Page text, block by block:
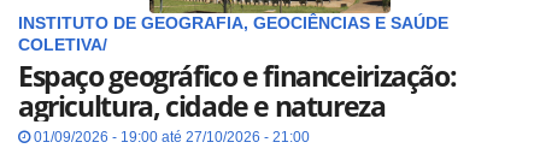
INSTITUTO DE GEOGRAFIA, GEOCIÊNCIAS E SAÚDE
COLETIVA/
Espaço geográfico e financeirização:
agricultura, cidade e natureza
01/09/2026 - 19:00 até 27/10/2026 - 21:00